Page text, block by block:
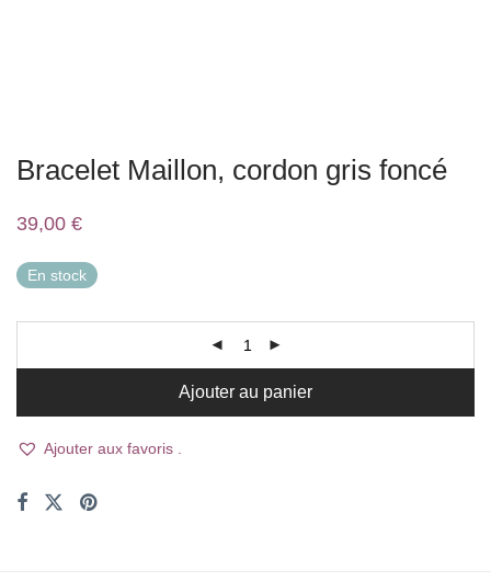
Bracelet Maillon, cordon gris foncé
39,00 €
En stock
Ajouter au panier
Ajouter aux favoris .